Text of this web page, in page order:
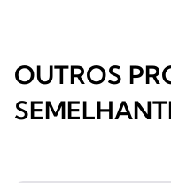
OUTROS